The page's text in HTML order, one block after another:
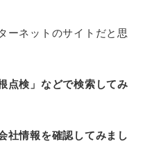
ーネットのサイトだと思
点検」などで検索してみ
社情報を確認してみまし